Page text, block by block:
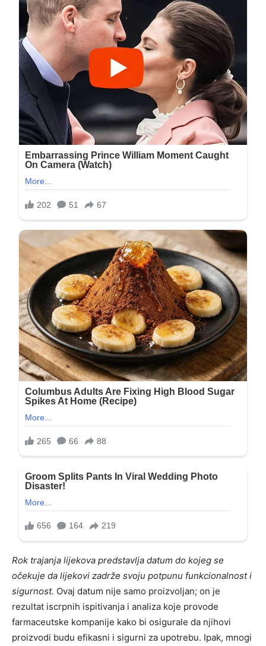
Rok trajanja lijekova predstavlja datum do kojeg se
očekuje da lijekovi zadrže svoju potpunu funkcionalnost i
sigurnost. Ovaj datum nije samo proizvoljan; on je
rezultat iscrpnih ispitivanja i analiza koje provode
farmaceutske kompanije kako bi osigurale da njihovi
proizvodi budu efikasni i sigurni za upotrebu. Ipak, mnogi